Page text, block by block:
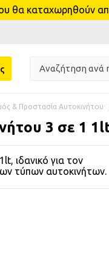
καταχωρηθούν
& Προστασία Αυτοκινήτου
3 σε 1
ιδανικό για τον
τύπων αυτοκινήτων.